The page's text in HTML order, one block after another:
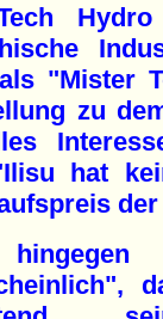
"Mister
zu
hat